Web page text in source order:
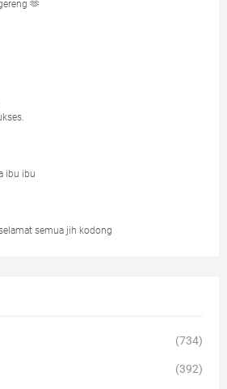
🫶
ibu ibu
semua jih kodong
(734)
(392)